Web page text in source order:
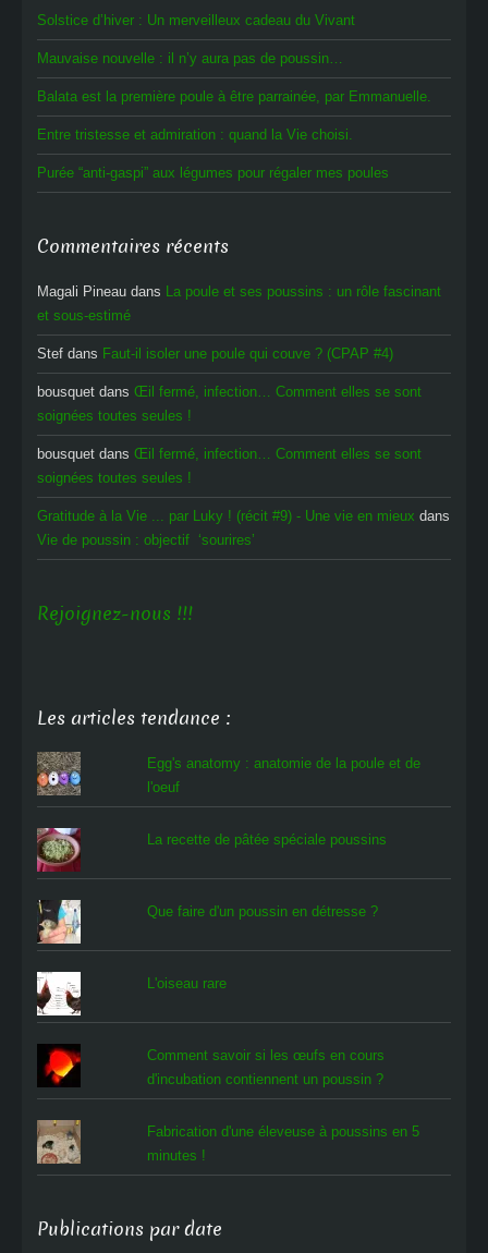
Solstice d’hiver : Un merveilleux cadeau du Vivant
Mauvaise nouvelle : il n’y aura pas de poussin…
Balata est la première poule à être parrainée, par Emmanuelle.
Entre tristesse et admiration : quand la Vie choisi.
Purée “anti-gaspi” aux légumes pour régaler mes poules
Commentaires récents
Magali Pineau dans La poule et ses poussins : un rôle fascinant
et sous-estimé
Stef dans Faut-il isoler une poule qui couve ? (CPAP #4)
bousquet dans Œil fermé, infection… Comment elles se sont
soignées toutes seules !
bousquet dans Œil fermé, infection… Comment elles se sont
soignées toutes seules !
Gratitude à la Vie ... par Luky ! (récit #9) - Une vie en mieux dans
Vie de poussin : objectif ‘sourires’
Rejoignez-nous !!!
Les articles tendance :
Egg's anatomy : anatomie de la poule et de
l'oeuf
La recette de pâtée spéciale poussins
Que faire d'un poussin en détresse ?
L'oiseau rare
Comment savoir si les œufs en cours
d'incubation contiennent un poussin ?
Fabrication d'une éleveuse à poussins en 5
minutes !
Publications par date